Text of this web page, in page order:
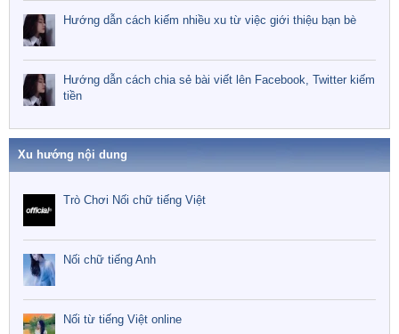
Hướng dẫn cách kiếm nhiều xu từ việc giới thiệu bạn bè
Hướng dẫn cách chia sẻ bài viết lên Facebook, Twitter kiếm
tiền
Xu hướng nội dung
Trò Chơi Nối chữ tiếng Việt
Nối chữ tiếng Anh
Nối từ tiếng Việt online